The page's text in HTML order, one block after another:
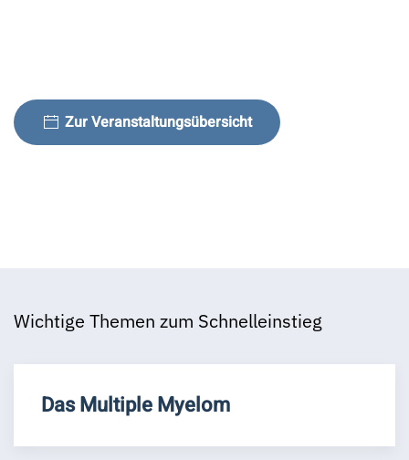
Zur Veranstaltungsübersicht
Wichtige Themen zum Schnelleinstieg
Das Multiple Myelom